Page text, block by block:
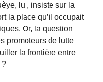
lui, insiste sur la
la place qu’il occupait
Or, la question
promoteurs de lutte
la frontière entre
?